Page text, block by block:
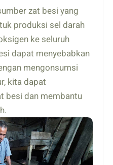
zat besi yang
produksi sel darah
ke seluruh
dapat menyebabkan
mengonsumsi
kita dapat
besi dan membantu